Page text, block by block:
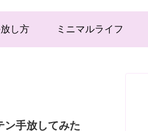
し方 ミニマルライフ
ン手放してみた